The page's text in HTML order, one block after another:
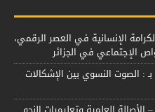
الإنسانية في العصر الرقمي،
الإجتماعي في الجزائر
الصوت النسوي بين الإشكالات